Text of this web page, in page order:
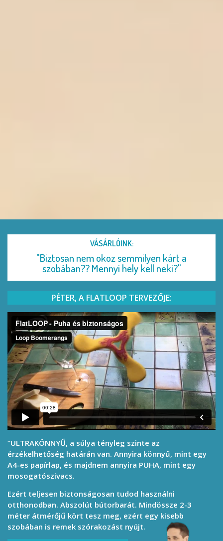
VÁSÁRLÓINK:
"Biztosan nem okoz semmilyen kárt a
szobában?? Mennyi hely kell neki?"
PÉTER, A FLATLOOP TERVEZŐJE:
“ULTRAKÖNNYŰ, a súlya tényleg szinte az
érzékelhetőség határán van. Annyira könnyű, mint egy
A4-es papírlap, és majdnem annyira PUHA, mint egy
mosogatószivacs.
Ezért teljesen biztonságosan tudod használni
otthonodban. Abszolút bútorbarát. Mindössze 2-3
méter átmérőjű kört tesz meg, ezért egy kisebb
szobában is remek szórakozást nyújt.